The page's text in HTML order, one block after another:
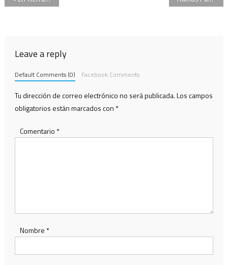
Leave a reply
Default Comments (0) Facebook Comments
Tu dirección de correo electrónico no será publicada.Los campos
obligatorios están marcados con *
Comentario *
Nombre *